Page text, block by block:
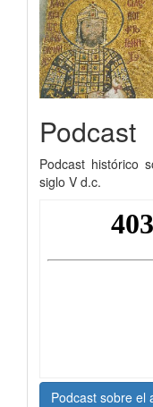
Podcast
Podcast histórico
siglo V d.c.
Podcast sobre el